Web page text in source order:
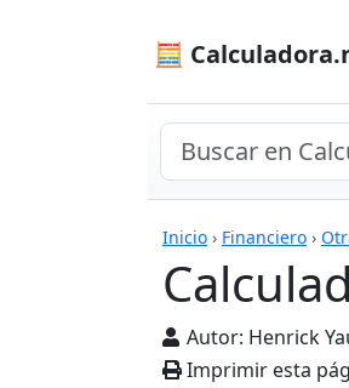
🧮
Inicio › Financiero ›
Autor: Henrick
Imprimir esta